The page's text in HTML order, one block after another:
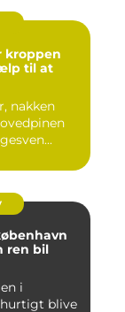
kroppen
til at
nakken
ren bil
i
hurtigt blive